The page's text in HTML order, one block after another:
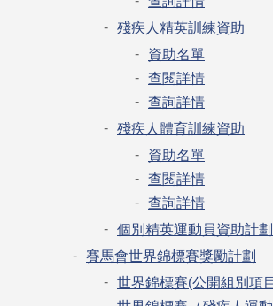
殘疾人精英訓練資助
資助名單
查閱詳情
查詢詳情
殘疾人體育訓練資助
資助名單
查閱詳情
查詢詳情
個別精英運動員資助計劃
賽馬會世界錦標賽獎勵計劃
世界錦標賽(公開組別項